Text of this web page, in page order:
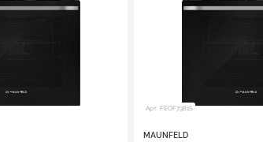
Арт. FEOF7381S
MAUNFELD